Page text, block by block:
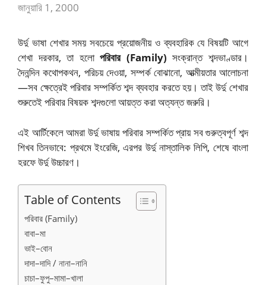
জানুয়ারি 1, 2000
উর্দু ভাষা শেখার সময় সবচেয়ে প্রয়োজনীয় ও ব্যবহারিক যে বিষয়টি আগে
শেখা দরকার, তা হলোপরিবার (Family) সংক্রান্ত শব্দভাণ্ডার।
দৈনন্দিন কথোপকথন, পরিচয় দেওয়া, সম্পর্ক বোঝানো, আত্মীয়তার আলোচনা
—সব ক্ষেত্রেই পরিবার সম্পর্কিত শব্দ ব্যবহার করতে হয়। তাই উর্দু শেখার
শুরুতেই পরিবার বিষয়ক শব্দগুলো আয়ত্ত করা অত্যন্ত জরুরি।
এই আর্টিকেলে আমরা উর্দু ভাষায় পরিবার সম্পর্কিত প্রায় সব গুরুত্বপূর্ণ শব্দ
শিখব তিনভাবে: প্রথমে ইংরেজি, এরপর উর্দু নাস্তালিক লিপি, শেষে বাংলা
হরফে উর্দু উচ্চারণ।
Table of Contents
পরিবার (Family)
বাবা–মা
ভাই–বোন
দাদা–দাদি / নানা–নানি
চাচা–ফুপু–মামা–খালা